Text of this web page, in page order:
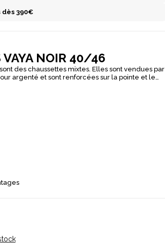
dès 390€
VAYA NOIR 40/46
des chaussettes mixtes. Elles sont vendues par
argenté et sont renforcées sur la pointe et le